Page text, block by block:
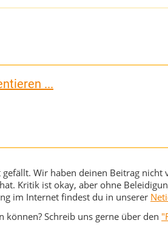
...
gefällt. Wir haben deinen Beitrag nicht
Kritik ist okay, aber ohne
im Internet findest du in unserer
können? Schreib uns gerne über den